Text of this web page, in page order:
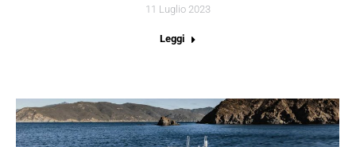
11 Luglio 2023
Leggi